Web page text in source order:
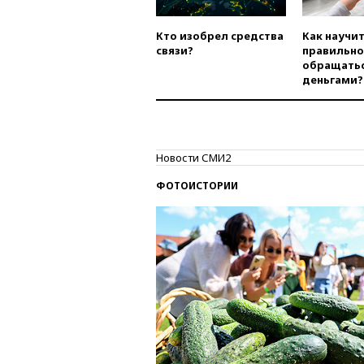
Кто изобрел средства
связи?
Как
правильно
деньгами?
Новости СМИ2
ФОТОИСТОРИИ